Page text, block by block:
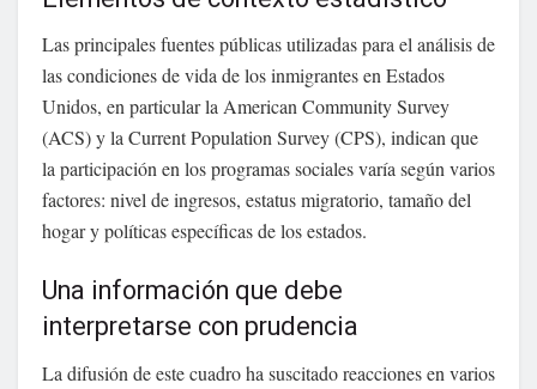
Las principales fuentes públicas utilizadas para el análisis de
las condiciones de vida de los inmigrantes en Estados
Unidos, en particular la American Community Survey
(ACS) y la Current Population Survey (CPS), indican que
la participación en los programas sociales varía según varios
factores: nivel de ingresos, estatus migratorio, tamaño del
hogar y políticas específicas de los estados.
Una información que debe
interpretarse con prudencia
La difusión de este cuadro ha suscitado reacciones en varios